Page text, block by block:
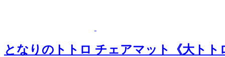
となりのトトロ チェアマット《大トト